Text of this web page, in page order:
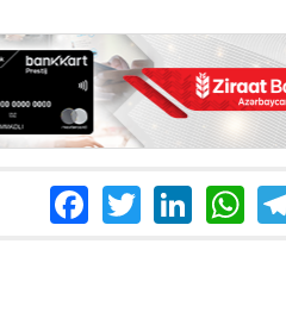
Facebook
Twitter